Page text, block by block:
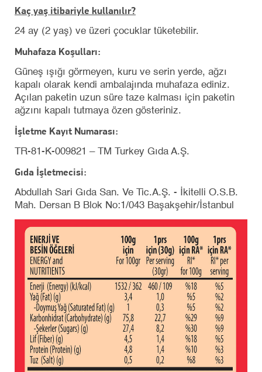
Kaç yaş itibariyle kullanılır?
24 ay (2 yaş) ve üzeri çocuklar tüketebilir.
Muhafaza Koşulları:
Güneş ışığı görmeyen, kuru ve serin yerde, ağzı
kapalı olarak kendi ambalajında muhafaza ediniz.
Açılan paketin uzun süre taze kalması için paketin
ağzını kapalı tutmaya özen gösteriniz.
İşletme Kayıt Numarası:
TR-81-K-009821 – TM Turkey Gıda A.Ş.
Gıda İşletmecisi:
Abdullah Sari Gıda San. Ve Tic.A.Ş. - İkitelli O.S.B.
Mah. Dersan B Blok No:1/043 Başakşehir/İstanbul